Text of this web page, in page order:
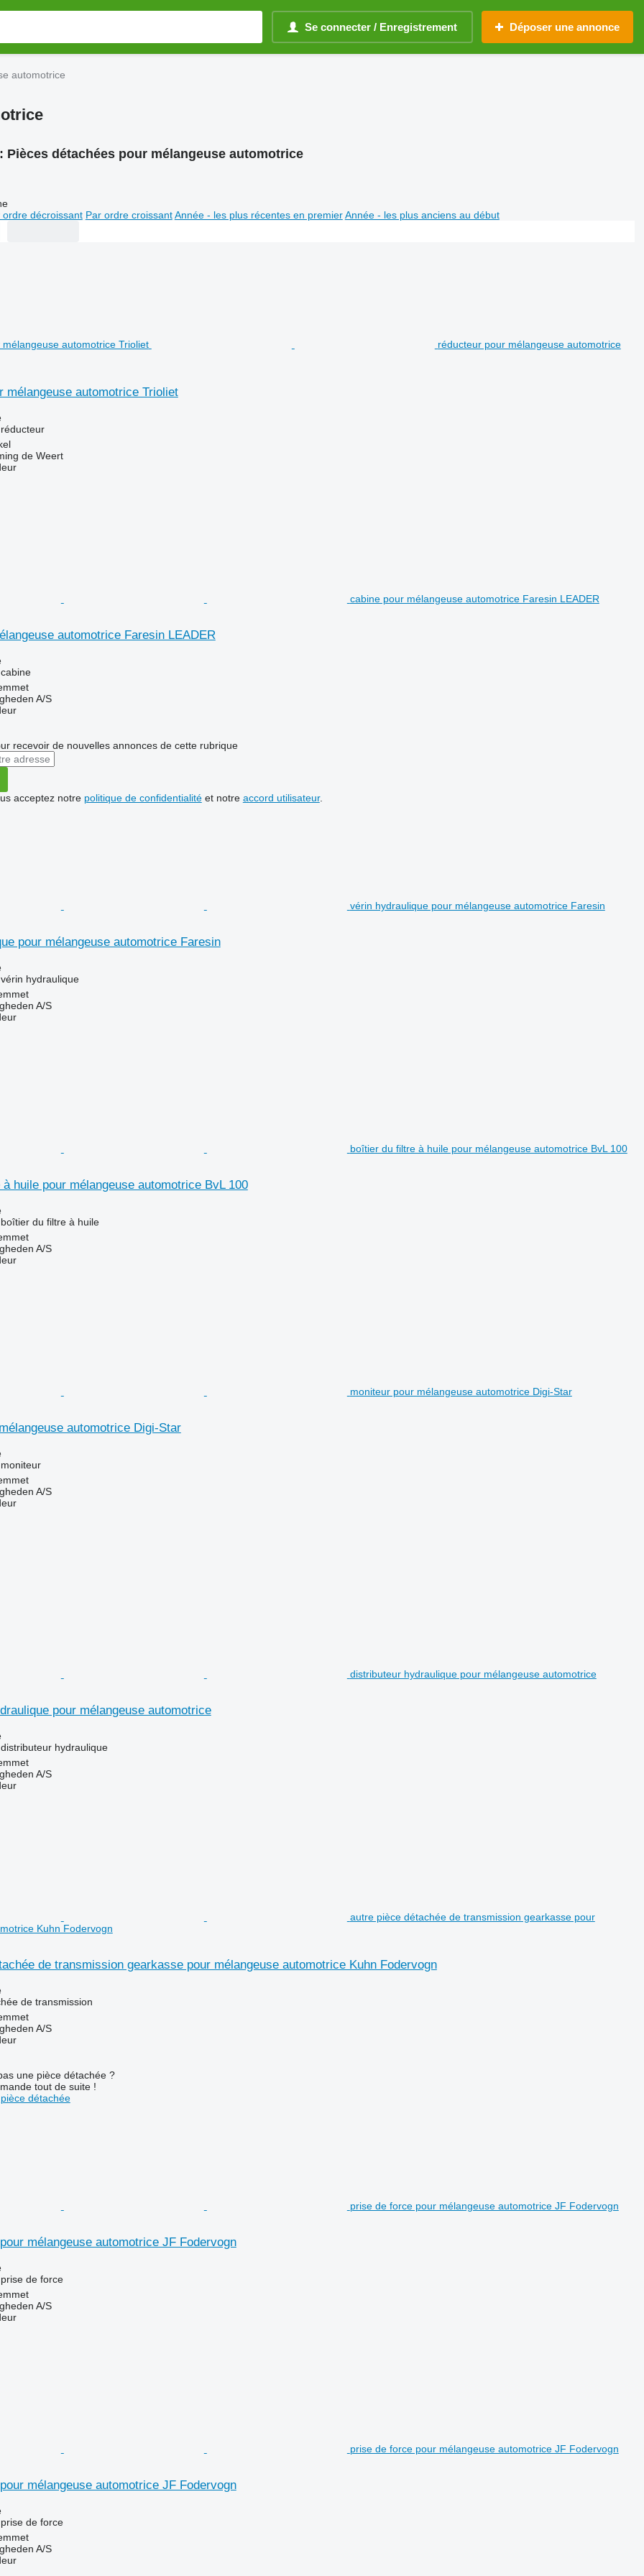
Se connecter / Enregistrement Déposer une annonce
automotrice
Pièces détachées pour mélangeuse automotrice
ordre décroissant Par ordre croissant Année - les plus récentes en premier Année - les plus anciens au début
réducteur pour mélangeuse automotrice
mélangeuse automotrice Trioliet
de Weert
cabine pour mélangeuse automotrice Faresin LEADER
automotrice Faresin LEADER
A/S
recevoir de nouvelles annonces de cette rubrique
acceptez notre politique de confidentialitéet notre accord utilisateur.
vérin hydraulique pour mélangeuse automotrice Faresin
pour mélangeuse automotrice Faresin
hydraulique
A/S
boîtier du filtre à huile pour mélangeuse automotrice BvL 100
huile pour mélangeuse automotrice BvL 100
du filtre à huile
A/S
moniteur pour mélangeuse automotrice Digi-Star
automotrice Digi-Star
A/S
distributeur hydraulique pour mélangeuse automotrice
pour mélangeuse automotrice
hydraulique
A/S
autre pièce détachée de transmission gearkasse pour
Kuhn Fodervogn
de transmission gearkasse pour mélangeuse automotrice Kuhn Fodervogn
de transmission
A/S
une pièce détachée ?
tout de suite !
détachée
prise de force pour mélangeuse automotrice JF Fodervogn
mélangeuse automotrice JF Fodervogn
de force
A/S
prise de force pour mélangeuse automotrice JF Fodervogn
mélangeuse automotrice JF Fodervogn
de force
A/S